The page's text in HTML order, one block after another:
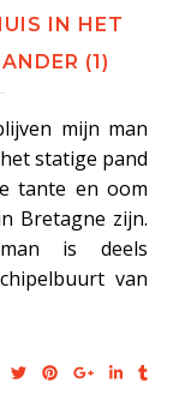
IN HET
(1)
mijn man
statige pand
tante en oom
Bretagne zijn.
is deels
van